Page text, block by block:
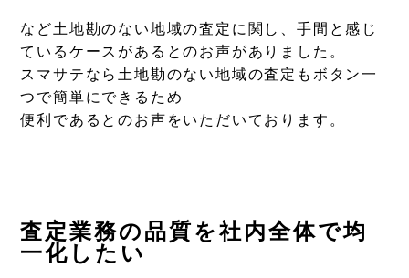
など土地勘のない地域の査定に関し、手間と感じ
ているケースがあるとのお声がありました。
スマサテなら土地勘のない地域の査定もボタン一
つで簡単にできるため
便利であるとのお声をいただいております。
査定業務の品質を社内全体で均
一化したい